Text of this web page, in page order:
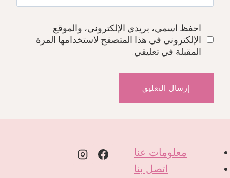
احفظ اسمي، بريدي الإلكتروني، والموقع
الإلكتروني في هذا المتصفح لاستخدامها المرة
المقبلة في تعليقي.
معلومات عنا
اتصل بنا